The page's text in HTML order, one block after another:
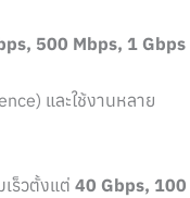
500 Mbps, 1 Gbps
และใช้งานหลาย
ร็วตั้งแต่ 40 Gbps, 100